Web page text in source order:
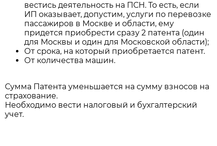
вестись деятельность на ПСН. То есть, если
ИП оказывает, допустим, услуги по перевозке
пассажиров в Москве и области, ему
придется приобрести сразу 2 патента (один
для Москвы и один для Московской области);
От срока, на который приобретается патент.
От количества машин.
Сумма Патента уменьшается на сумму взносов на
страхование.
Необходимо вести налоговый и бухгалтерский
учет.